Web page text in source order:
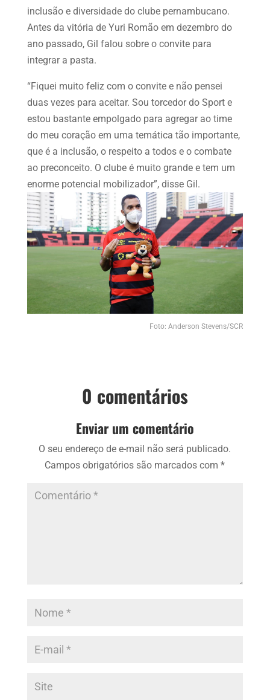
inclusão e diversidade do clube pernambucano.
Antes da vitória de Yuri Romão em dezembro do
ano passado, Gil falou sobre o convite para
integrar a pasta.
“Fiquei muito feliz com o convite e não pensei
duas vezes para aceitar. Sou torcedor do Sport e
estou bastante empolgado para agregar ao time
do meu coração em uma temática tão importante,
que é a inclusão, o respeito a todos e o combate
ao preconceito. O clube é muito grande e tem um
enorme potencial mobilizador”, disse Gil.
Foto: Anderson Stevens/SCR
0 comentários
Enviar um comentário
O seu endereço de e-mail não será publicado.
Campos obrigatórios são marcados com*